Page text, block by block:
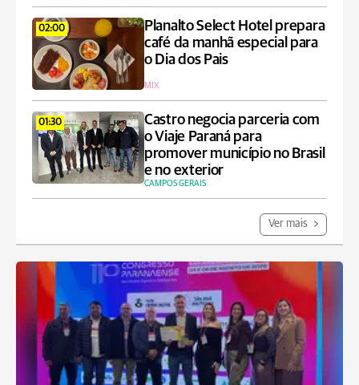
02:00
Planalto Select Hotel prepara
café da manhã especial para
o Dia dos Pais
MIX
01:30
Castro negocia parceria com
o Viaje Paraná para
promover município no Brasil
e no exterior
CAMPOS GERAIS
Ver mais